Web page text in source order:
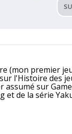
(mon premier
l'Histoire des
assumé sur
de la série